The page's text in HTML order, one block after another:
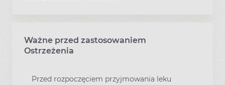
Ważne przed zastosowaniem
Ostrzeżenia
Przed rozpoczęciem przyjmowania leku